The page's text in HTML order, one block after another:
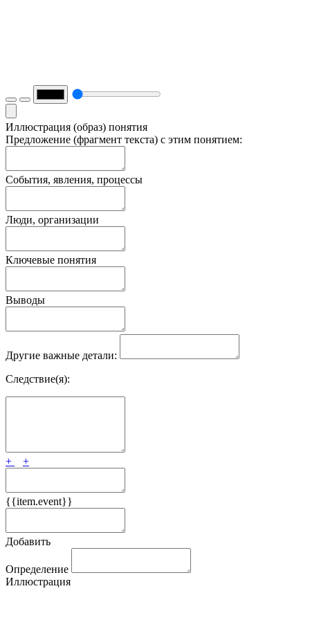
Иллюстрация (образ) понятия
Предложение (фрагмент текста) с этим понятием:
События, явления, процессы
Люди, организации
Ключевые понятия
Выводы
Другие важные детали:
Следствие(я):
+ +
{{item.event}}
Добавить
Определение
Иллюстрация